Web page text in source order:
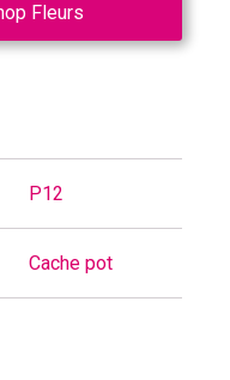
Fleurs
P12
Cache pot